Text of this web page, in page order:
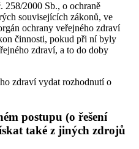
258/2000 Sb., o ochraně
souvisejících zákonů, ve
ochrany veřejného zdraví
činnosti, pokud při ní byly
zdraví, a to do doby
zdraví vydat rozhodnutí o
postupu (o řešení
také z jiných zdrojů